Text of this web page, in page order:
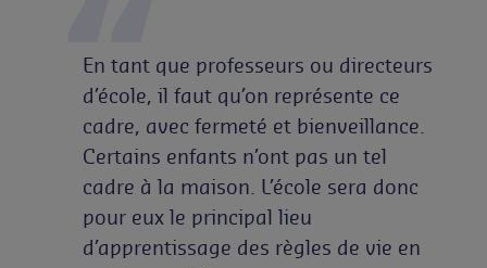
En tant que professeurs ou directeurs
d’école, il faut qu’on représente ce
cadre, avec fermeté et bienveillance.
Certains enfants n’ont pas un tel
cadre à la maison. L’école sera donc
pour eux le principal lieu
d’apprentissage des règles de vie en